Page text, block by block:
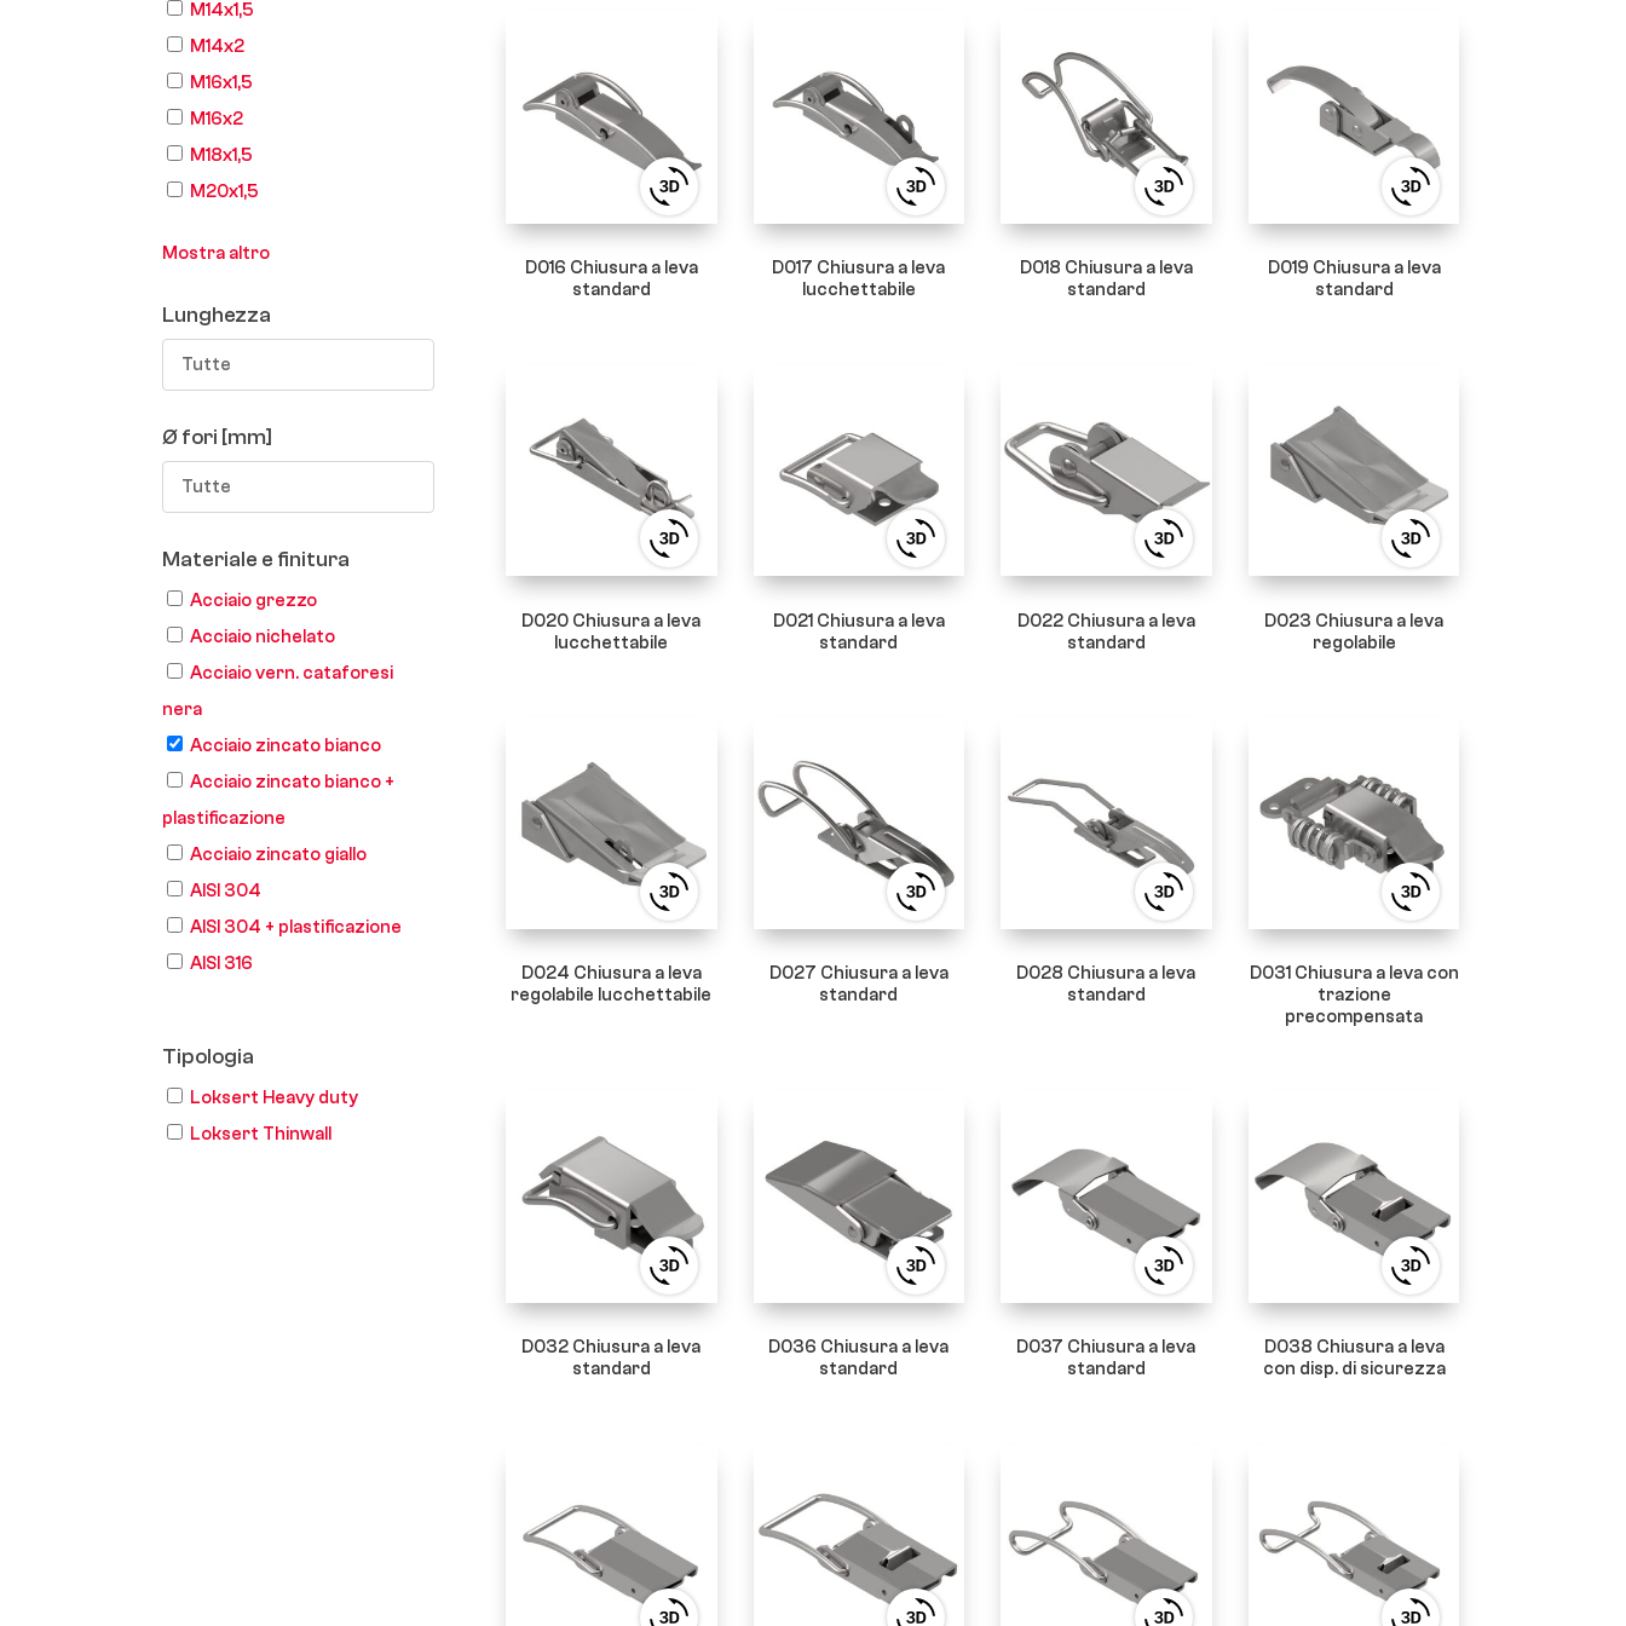
M14x1,5
M14x2
M16x1,5
M16x2
M18x1,5
M20x1,5
Mostra altro
Lunghezza
Tutte
Ø fori [mm]
Tutte
Materiale e finitura
Acciaio grezzo
Acciaio nichelato
Acciaio vern. cataforesi
nera
Acciaio zincato bianco
Acciaio zincato bianco +
plastificazione
Acciaio zincato giallo
AISI 304
AISI 304 + plastificazione
AISI 316
Tipologia
Loksert Heavy duty
Loksert Thinwall
View
3D
product
D016 Chiusura a leva
standard
View
3D
product
D017 Chiusura a leva
lucchettabile
View
3D
product
D018 Chiusura a leva
standard
View
3D
product
D019 Chiusura a leva
standard
View
3D
product
D020 Chiusura a leva
lucchettabile
View
3D
product
D021 Chiusura a leva
standard
View
3D
product
D022 Chiusura a leva
standard
View
3D
product
D023 Chiusura a leva
regolabile
View
3D
product
D024 Chiusura a leva
regolabile lucchettabile
View
3D
product
D027 Chiusura a leva
standard
View
3D
product
D028 Chiusura a leva
standard
View
3D
product
D031 Chiusura a leva con
trazione
precompensata
View
3D
product
D032 Chiusura a leva
standard
View
3D
product
D036 Chiusura a leva
standard
View
3D
product
D037 Chiusura a leva
standard
View
3D
product
D038 Chiusura a leva
con disp. di sicurezza